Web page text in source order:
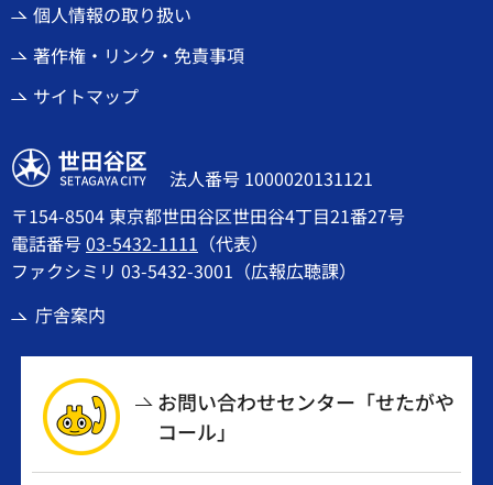
個人情報の取り扱い
著作権・リンク・免責事項
サイトマップ
世田谷区
法人番号 1000020131121
〒154-8504 東京都世田谷区世田谷4丁目21番27号
電話番号03-5432-1111 （代表）
ファクシミリ 03-5432-3001（広報広聴課）
庁舎案内
お問い合わせセンター「せたがや
コール」